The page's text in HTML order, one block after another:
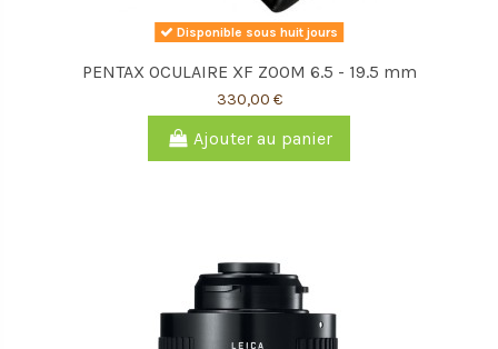
Disponible sous huit jours
PENTAX OCULAIRE XF ZOOM 6.5 - 19.5 mm
330,00 €
Ajouter au panier